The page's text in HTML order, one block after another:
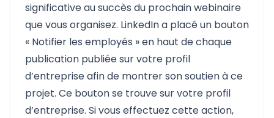
significative au succès du prochain webinaire
que vous organisez. LinkedIn a placé un bouton
« Notifier les employés » en haut de chaque
publication publiée sur votre profil
d’entreprise afin de montrer son soutien à ce
projet. Ce bouton se trouve sur votre profil
d’entreprise. Si vous effectuez cette action,